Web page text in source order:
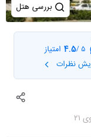
بررسی هتل
5 /
4.5 امتیاز
نظرات